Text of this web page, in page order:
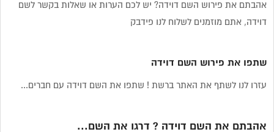
אהבתם את פירוש השם דוידה? יש לכם הערות או שאלות בקשר לשם
דוידה, אתם מוזמנים לשלוח לנו פידבק
שתפו את פירוש השם דוידה
עזרו לנו לשתף את האתר ברשת ! שתפו את השם דוידה עם חברים...
אהבתם את השם דוידה ? דרגו את השם...